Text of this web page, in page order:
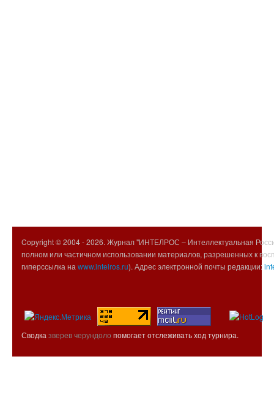
Copyright © 2004 -2026. Журнал "ИНТЕЛРОС – Интеллектуальная
полном или частичном использовании материалов, разрешенных к
гиперссылка на www.intelros.ru). Адрес электронной почты редакции:
Сводка зверев черундоло помогает отслеживать ход турнира.